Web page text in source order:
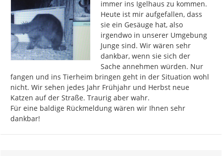
immer ins Igelhaus zu kommen.
Heute ist mir aufgefallen, dass
sie ein Gesäuge hat, also
irgendwo in unserer Umgebung
Junge sind. Wir wären sehr
dankbar, wenn sie sich der
Sache annehmen würden. Nur
fangen und ins Tierheim bringen geht in der Situation wohl
nicht. Wir sehen jedes Jahr Frühjahr und Herbst neue
Katzen auf der Straße. Traurig aber wahr.
Für eine baldige Rückmeldung wären wir Ihnen sehr
dankbar!